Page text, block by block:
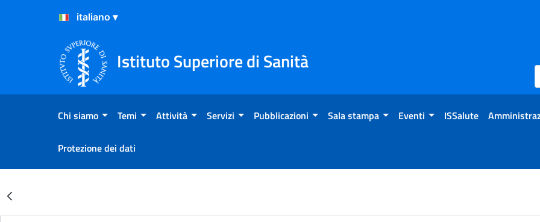
Salta al Contenuto
Salta al Footer
Istituto Superiore di Sanità
Chi siamo Temi Attività Servizi Pubblicazioni Sala stampa Eventi ISSalute
Protezione dei dati
Risultati della Ricerca - Archivio